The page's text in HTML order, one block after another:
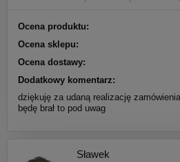
Ocena produktu:
Ocena sklepu:
Ocena dostawy:
Dodatkowy komentarz:
dziękuję za udaną realizację
będę brał to pod uwag
Sławek